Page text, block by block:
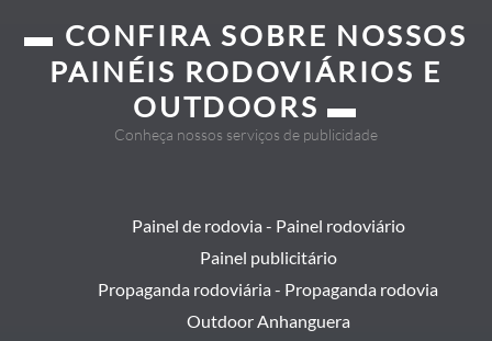
▬ CONFIRA SOBRE NOSSOS
PAINÉIS RODOVIÁRIOS E
OUTDOORS ▬
Conheça nossos serviços de publicidade
Painel de rodovia - Painel rodoviário
Painel publicitário
Propaganda rodoviária - Propaganda rodovia
Outdoor Anhanguera